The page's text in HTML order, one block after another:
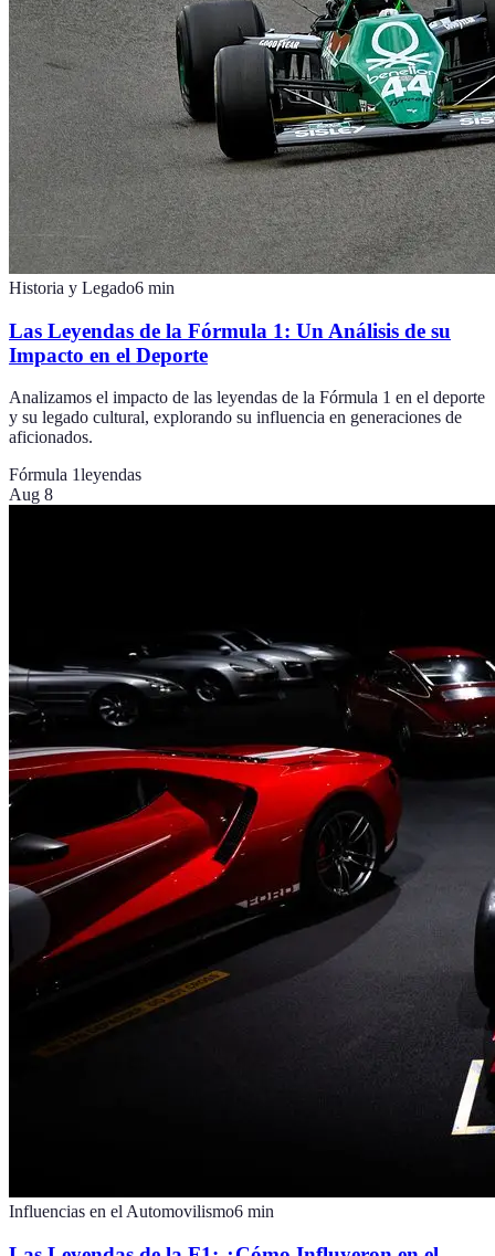
Historia y Legado6 min
Las Leyendas de la Fórmula 1: Un Análisis de su
Impacto en el Deporte
Analizamos el impacto de las leyendas de la Fórmula 1 en el deporte
y su legado cultural, explorando su influencia en generaciones de
aficionados.
Fórmula 1leyendas
Aug 8
Influencias en el Automovilismo6 min